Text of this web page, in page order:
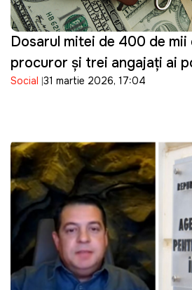
Dosarul mitei de 400 de mii
procuror și trei angajați ai
reținuți
Social 31 martie 2026, 17:04